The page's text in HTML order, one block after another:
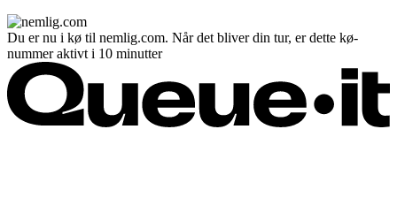
Du er nu i kø til nemlig.com. Når det bliver din tur, er dette kø-
nummer aktivt i 10 minutter